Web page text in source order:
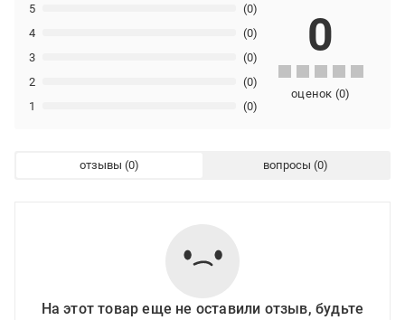
1 (0)
2 (0)
3 (0)
4 (0)
5 (0)
0
оценок (0)
отзывы вопросы
На этот товар еще не оставили отзыв, будьте